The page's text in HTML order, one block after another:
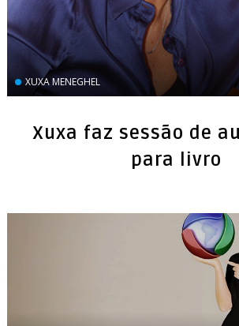
XUXA MENEGHEL
Xuxa faz sessão de